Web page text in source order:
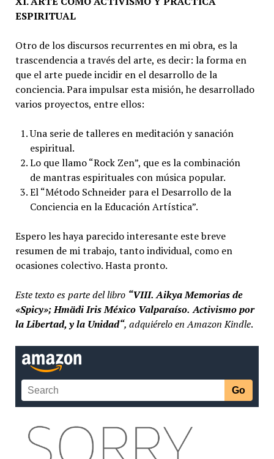
ESPIRITUAL
Otro de los discursos recurrentes en mi obra, es la
trascendencia a través del arte, es decir: la forma en
que el arte puede incidir en el desarrollo de la
conciencia. Para impulsar esta misión, he desarrollado
varios proyectos, entre ellos:
Una serie de talleres en meditación y sanación
espiritual.
Lo que llamo “Rock Zen”, que es la combinación
de mantras espirituales con música popular.
El “Método Schneider para el Desarrollo de la
Conciencia en la Educación Artística”.
Espero les haya parecido interesante este breve
resumen de mi trabajo, tanto individual, como en
ocasiones colectivo. Hasta pronto.
Este texto es parte del libro “VIII. Aikya Memorias de
«Spicy»; Hmädi Iris México Valparaíso. Activismo por
la Libertad, y la Unidad“, adquiérelo en Amazon Kindle.